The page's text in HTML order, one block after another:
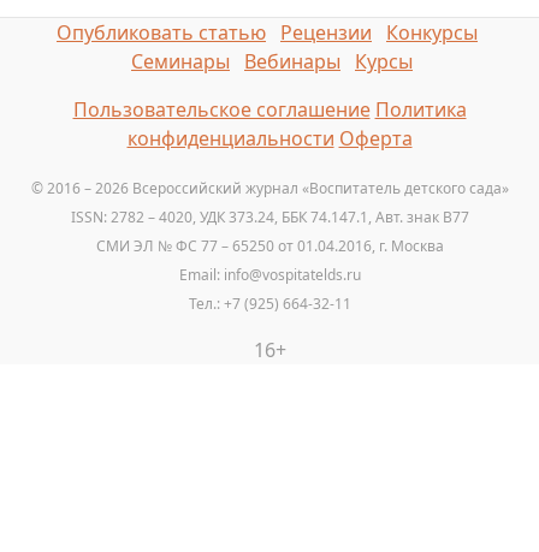
Опубликовать статью Рецензии
Конкурсы
Семинары
Вебинары
Курсы
Пользовательское соглашение Политика
конфиденциальности Оферта
© 2016 – 2026 Всероссийский журнал «Воспитатель детского сада»
ISSN: 2782 – 4020, УДК 373.24, ББК 74.147.1, Авт. знак B77
СМИ ЭЛ № ФС 77 – 65250 от 01.04.2016, г. Москва
Email: info@vospitatelds.ru
Тел.: +7 (925) 664-32-11
16+